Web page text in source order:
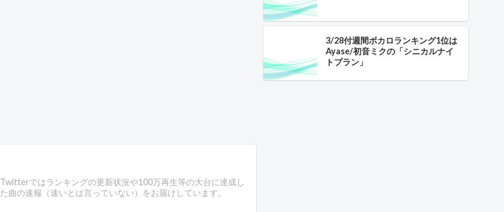
3/28付週間ボカロランキング1位は
Ayase/初音ミクの「シニカルナイ
トプラン」
Twitterではランキングの更新状況や100万再生等の大台に達成し
た曲の速報（速いとは言っていない）をお届けしています。